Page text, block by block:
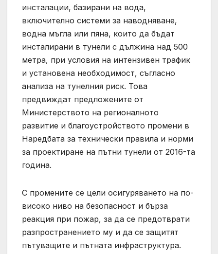
инсталации, базирани на вода,
включително системи за наводняване,
водна мъгла или пяна, които да бъдат
инсталирани в тунели с дължина над 500
метра, при условия на интензивен трафик
и установена необходимост, съгласно
анализа на тунелния риск. Това
предвиждат предложените от
Министерството на регионалното
развитие и благоустройството промени в
Наредбата за технически правила и норми
за проектиране на пътни тунели от 2016-та
година.
С промените се цели осигуряването на по-
високо ниво на безопасност и бърза
реакция при пожар, за да се предотврати
разпространението му и да се защитят
пътуващите и пътната инфраструктура.